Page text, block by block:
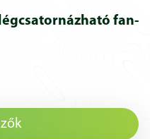
fan-